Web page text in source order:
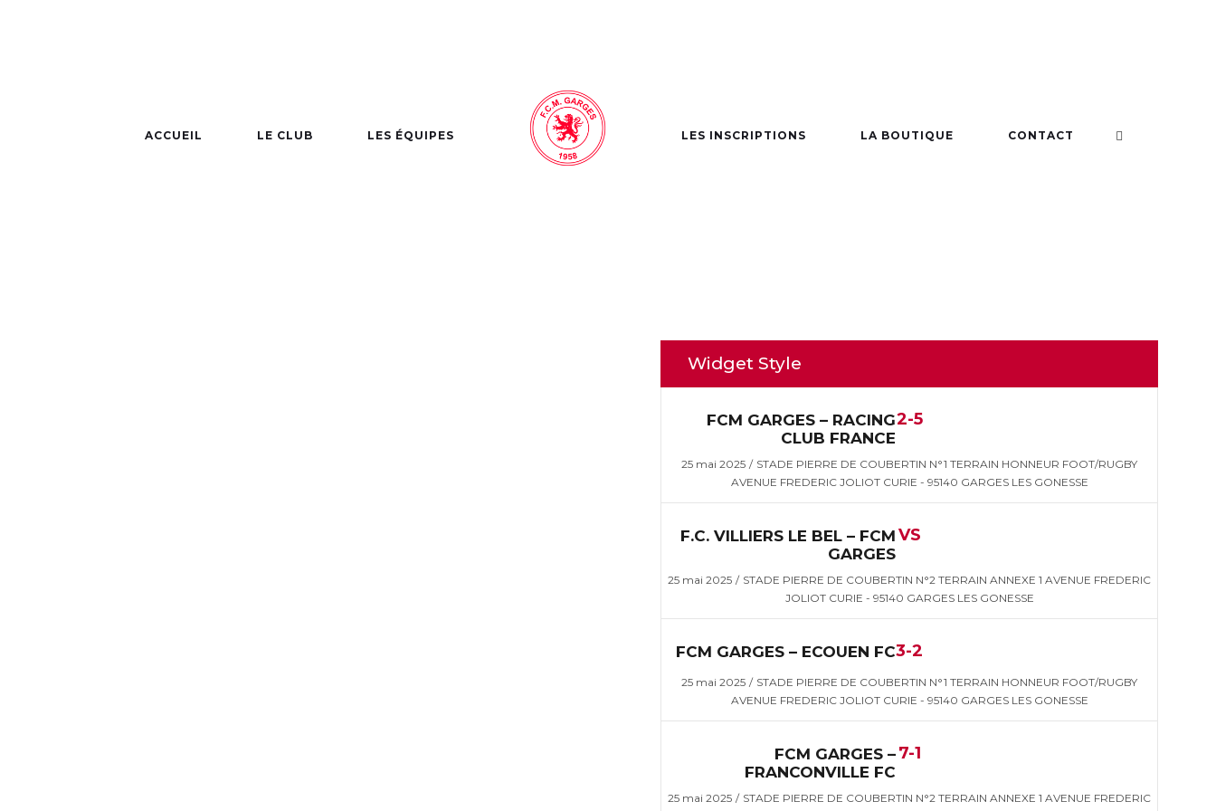
ACCUEIL LE CLUB LES ÉQUIPES LES INSCRIPTIONS LA BOUTIQUE CONTACT
SCHEDULE – WIDGET STYLE
Widget Style
FCM GARGES – RACING
CLUB FRANCE
2-5
25 mai 2025
STADE PIERRE DE COUBERTIN N°1 TERRAIN HONNEUR FOOT/RUGBY
AVENUE FREDERIC JOLIOT CURIE - 95140 GARGES LES GONESSE
F.C. VILLIERS LE BEL – FCM
GARGES
VS
25 mai 2025
STADE PIERRE DE COUBERTIN N°2 TERRAIN ANNEXE 1 AVENUE FREDERIC
JOLIOT CURIE - 95140 GARGES LES GONESSE
FCM GARGES – ECOUEN FC3-2
25 mai 2025
STADE PIERRE DE COUBERTIN N°1 TERRAIN HONNEUR FOOT/RUGBY
AVENUE FREDERIC JOLIOT CURIE - 95140 GARGES LES GONESSE
FCM GARGES –
FRANCONVILLE FC
7-1
25 mai 2025
STADE PIERRE DE COUBERTIN N°2 TERRAIN ANNEXE 1 AVENUE FREDERIC